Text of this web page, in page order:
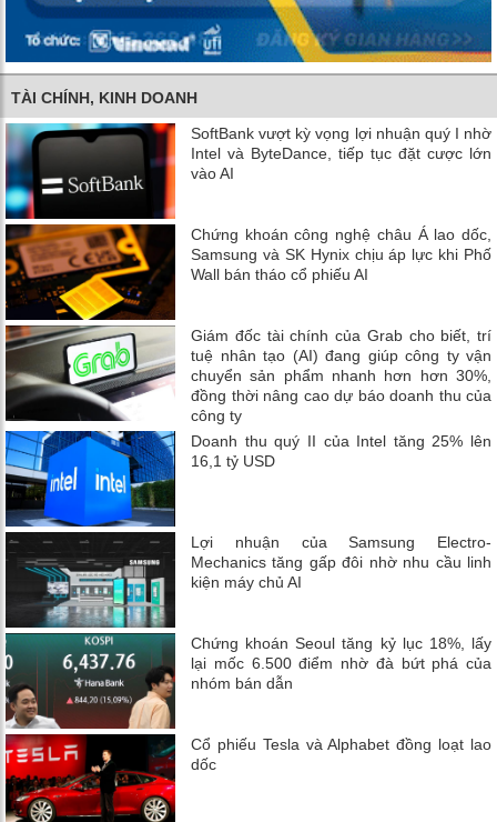
TÀI CHÍNH, KINH DOANH
SoftBank vượt kỳ vọng lợi nhuận quý I nhờ
Intel và ByteDance, tiếp tục đặt cược lớn
vào AI
Chứng khoán công nghệ châu Á lao dốc,
Samsung và SK Hynix chịu áp lực khi Phố
Wall bán tháo cổ phiếu AI
Giám đốc tài chính của Grab cho biết, trí
tuệ nhân tạo (AI) đang giúp công ty vận
chuyển sản phẩm nhanh hơn hơn 30%,
đồng thời nâng cao dự báo doanh thu của
công ty
Doanh thu quý II của Intel tăng 25% lên
16,1 tỷ USD
Lợi nhuận của Samsung Electro-
Mechanics tăng gấp đôi nhờ nhu cầu linh
kiện máy chủ AI
Chứng khoán Seoul tăng kỷ lục 18%, lấy
lại mốc 6.500 điểm nhờ đà bứt phá của
nhóm bán dẫn
Cổ phiếu Tesla và Alphabet đồng loạt lao
dốc